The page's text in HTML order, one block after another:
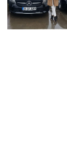
23 Mart 2026